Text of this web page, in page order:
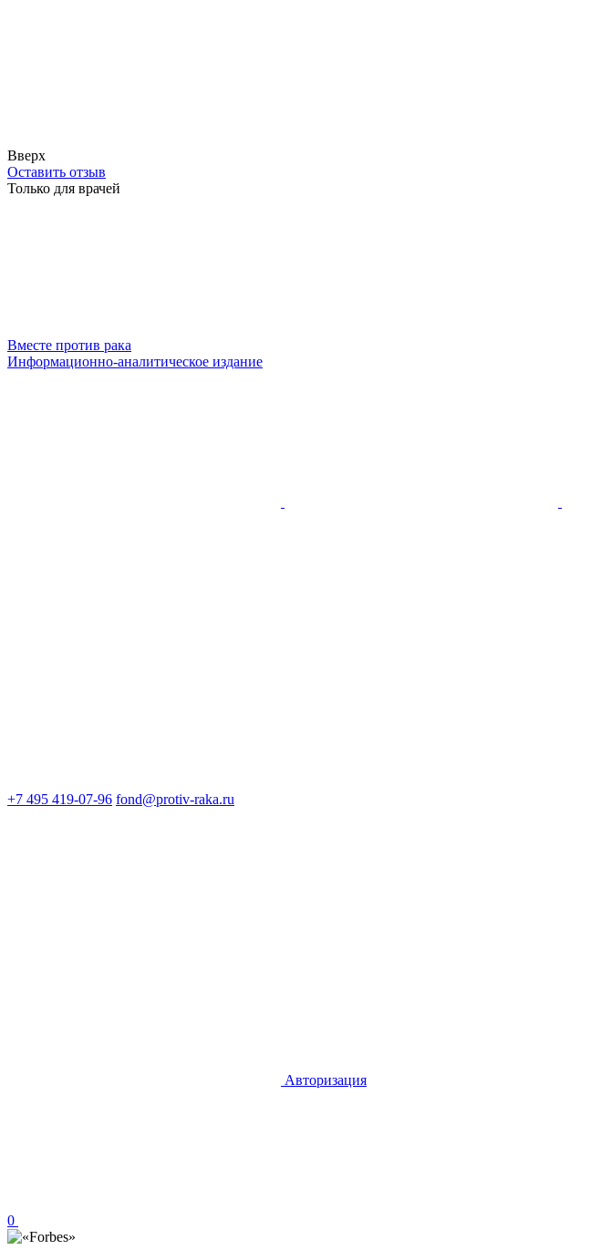
Вверх
Оставить отзыв
Только для врачей
Вместе против рака
Информационно-аналитическое издание
+7 495 419-07-96 fond@protiv-raka.ru
Авторизация
0